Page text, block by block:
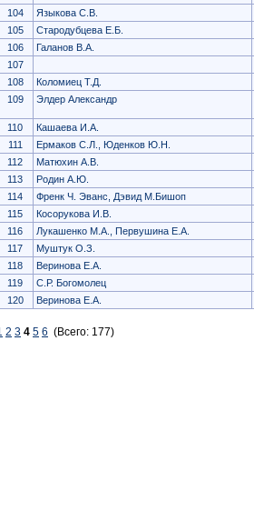
104
Языкова С.В.
105
Стародубцева Е.Б.
106
Галанов В.А.
107
108
Коломиец Т.Д.
109
Элдер Александр
110
Кашаева И.А.
111
Ермаков С.Л., Юденков Ю.Н.
112
Матюхин А.В.
113
Родин А.Ю.
114
Френк Ч. Эванс, Дэвид М.Бишоп
115
Косорукова И.В.
116
Лукашенко М.А., Первушина Е.А.
117
Муштук О.З.
118
Веринова Е.А.
119
С.Р. Богомолец
120
Веринова Е.А.
2 3 4 5 6 (Всего: 177)